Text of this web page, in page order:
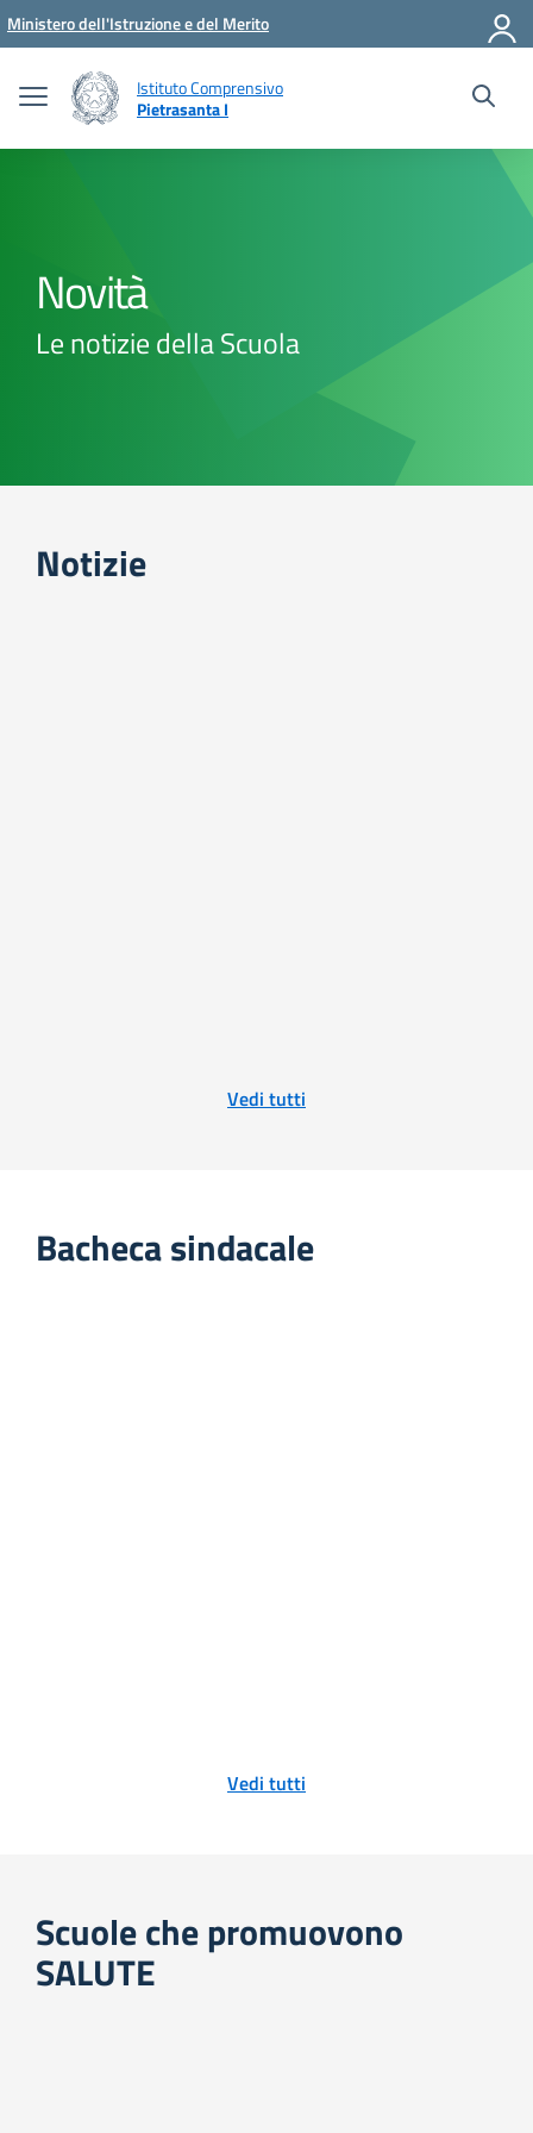
Vai ai contenuti
Vai al menu di navigazione
Vai al footer
Ministero dell'Istruzione e del Merito
Istituto Comprensivo
Pietrasanta I
Novità
Le notizie della Scuola
Notizie
Vedi tutti
Bacheca sindacale
Vedi tutti
Scuole che promuovono
SALUTE